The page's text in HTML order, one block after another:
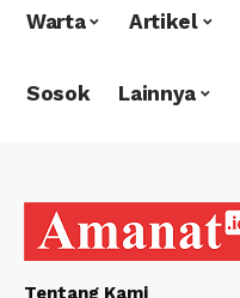
Warta Artikel
Sosok Lainnya
Tentang Kami